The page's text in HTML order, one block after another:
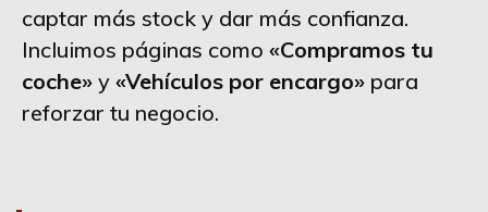
captar más stock y dar más confianza.
Incluimos páginas como «Compramos tu
coche» y «Vehículos por encargo» para
reforzar tu negocio.